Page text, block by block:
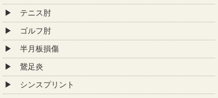
テニス肘
ゴルフ肘
半月板損傷
鵞足炎
シンスプリント